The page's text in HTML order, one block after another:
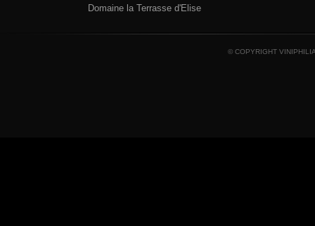
Domaine la Terrasse d'Elise
© COPYRIGHT